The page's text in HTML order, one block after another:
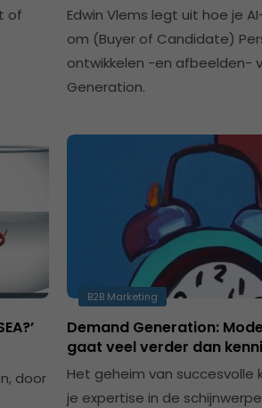
of
Edwin Vlems legt uit hoe je
om (Buyer of Candidate)
ontwikkelen -en afbeelden-
Generation.
door
B2B Marketing
Demand Generation:
gaat veel verder dan
Het geheim van succesvolle
je expertise in de